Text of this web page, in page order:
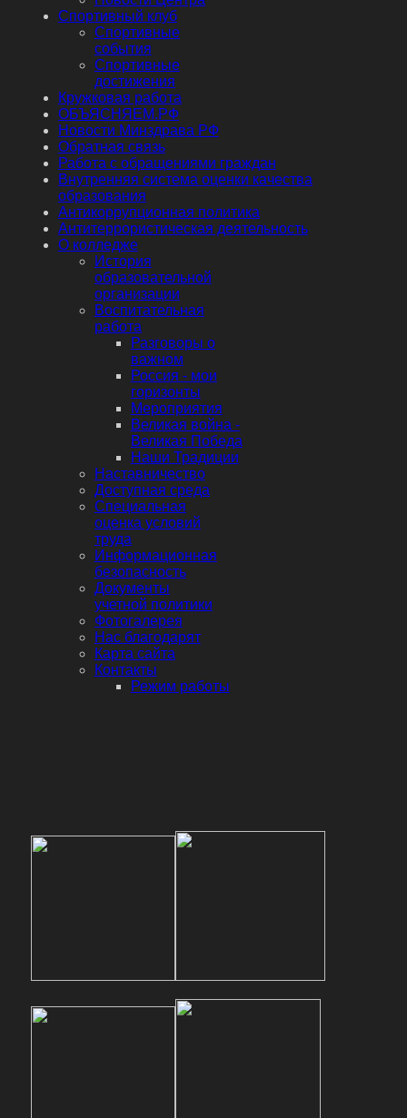
Спортивный клуб
Спортивные
события
Спортивные
достижения
Кружковая работа
ОБЪЯСНЯЕМ.РФ
Новости Минздрава РФ
Обратная связь
Работа с обращениями граждан
Внутренняя система оценки качества
образования
Антикоррупционная политика
Антитеррористическая деятельность
О колледже
История
образовательной
организации
Воспитательная
работа
Разговоры о
важном
Россия - мои
горизонты
Мероприятия
Великая война -
Великая Победа
Наши Традиции
Наставничество
Доступная среда
Специальная
оценка условий
труда
Информационная
безопасность
Документы
учетной политики
Фотогалерея
Нас благодарят
Карта сайта
Контакты
Режим работы